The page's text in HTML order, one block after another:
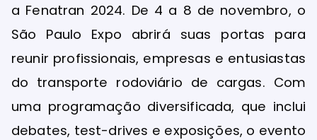
a Fenatran 2024. De 4 a 8 de novembro, o
São Paulo Expo abrirá suas portas para
reunir profissionais, empresas e entusiastas
do transporte rodoviário de cargas. Com
uma programação diversificada, que inclui
debates, test-drives e exposições, o evento